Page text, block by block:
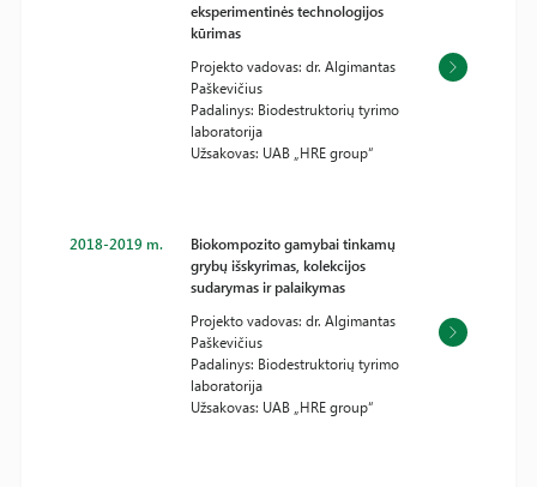
eksperimentinės technologijos
kūrimas
Projekto vadovas: dr. Algimantas
Paškevičius
Padalinys: Biodestruktorių tyrimo
laboratorija
Užsakovas: UAB „HRE group“
2018-2019 m.
Biokompozito gamybai tinkamų
grybų išskyrimas, kolekcijos
sudarymas ir palaikymas
Projekto vadovas: dr. Algimantas
Paškevičius
Padalinys: Biodestruktorių tyrimo
laboratorija
Užsakovas: UAB „HRE group“